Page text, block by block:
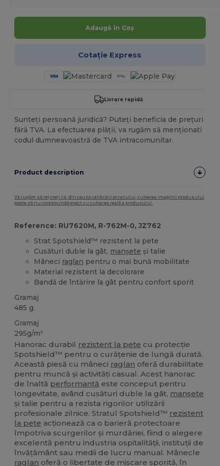
Adaugă în Coș
Cotație Express
Livrare rapidă
Sunteți persoană juridică? Puteți beneficia de prețuri
fără TVA. La efectuarea plății, va rugăm să menționati
codul dumneavoastră de TVA intracomunitar.
Product description
Vă rugăm să rețineți că, din cauza calibrării ecranului, culoarea imaginii produsului
poate să nu corespundă exact cu culoarea reală a produsului.
Reference: RU7620M, R-762M-0, JZ762
Strat Spotshield™ rezistent la pete
Cusături duble la gât, manșete și talie
Mâneci raglan pentru o mai bună mobilitate
Material rezistent la decolorare
Bandă de întărire la gât pentru confort sporit
Gramaj
485 g.
Gramaj
295g/m²
Hanorac durabil rezistent la pete cu protecție
Spotshield™ pentru o curățenie de lungă durată.
Această piesă cu mâneci raglan oferă durabilitate
pentru muncă și activități casual. Acest hanorac
de înaltă performanță este conceput pentru
longevitate, având cusături duble la gât, manșete
și talie pentru a rezista rigorilor utilizării
profesionale zilnice. Stratul Spotshield™ rezistent
la pete acționează ca o barieră protectoare
împotriva scurgerilor și murdăriei, fiind o alegere
excelentă pentru industria ospitalității, instituții de
învățământ sau medii de lucru manual. Mânecle
raglan oferă o libertate de mișcare sporită, în